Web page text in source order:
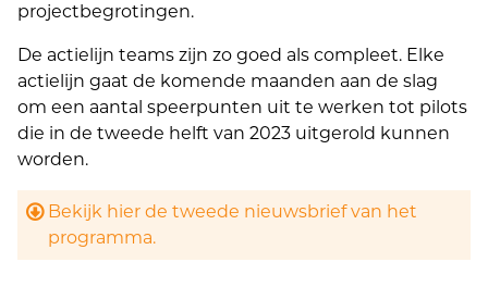
projectbegrotingen.
De actielijn teams zijn zo goed als compleet. Elke
actielijn gaat de komende maanden aan de slag
om een aantal speerpunten uit te werken tot pilots
die in de tweede helft van 2023 uitgerold kunnen
worden.
Bekijk hier de tweede nieuwsbrief van het
programma.